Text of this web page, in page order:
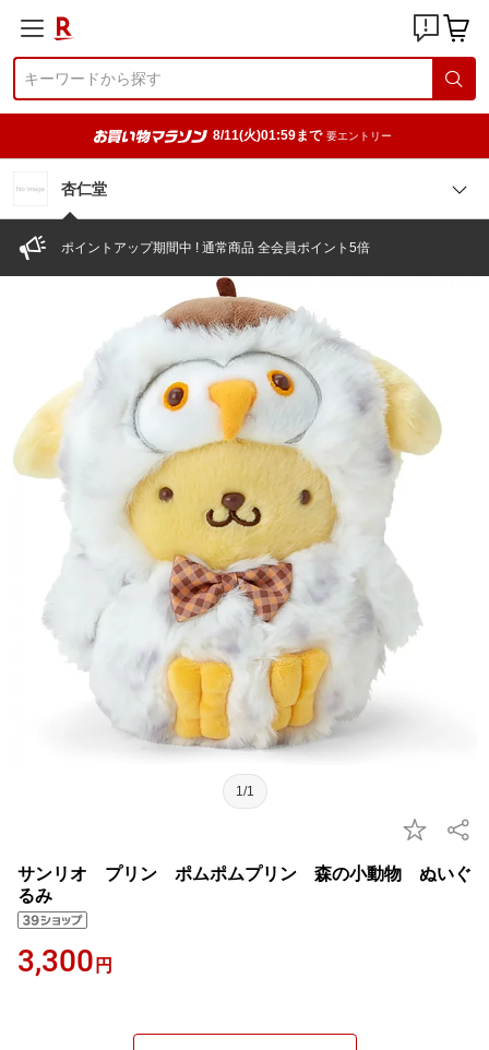
8/11(火)01:59まで 要エントリー
杏仁堂
ポイントアップ期間中 ! 通常商品 全会員ポイント5倍
1/1
サンリオ プリン ポムポムプリン 森の小動物 ぬいぐ
るみ
3,300 円